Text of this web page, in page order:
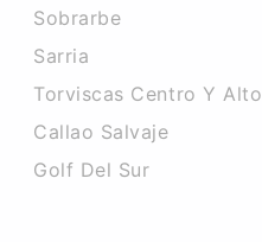
Sobrarbe
Sarria
Torviscas Centro Y Alto
Callao Salvaje
Golf Del Sur